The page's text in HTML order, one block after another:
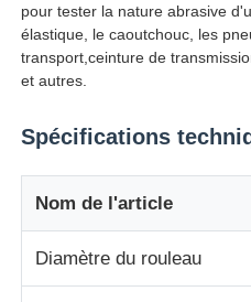
Machine d'essai d'impact
Machine d'essai
équipement d'essai en
Équipement d'essai de
pour tester la nature abrasive
élastique, le caoutchouc, les
transport,ceinture de
et autres.
Spécifications
Nom de l'article
Diamètre du rouleau